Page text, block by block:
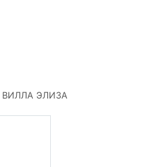
ВИЛЛА ЭЛИЗА